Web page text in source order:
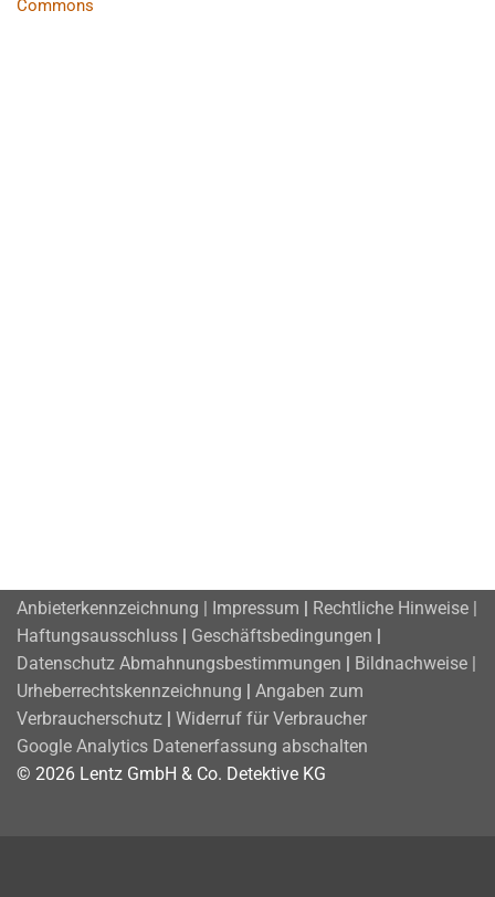
Commons
Anbieterkennzeichnung | Impressum | Rechtliche Hinweise |
Haftungsausschluss | Geschäftsbedingungen |
Datenschutz Abmahnungsbestimmungen | Bildnachweise |
Urheberrechtskennzeichnung | Angaben zum
Verbraucherschutz | Widerruf für Verbraucher
Google Analytics Datenerfassung abschalten
© 2026 Lentz GmbH & Co. Detektive KG